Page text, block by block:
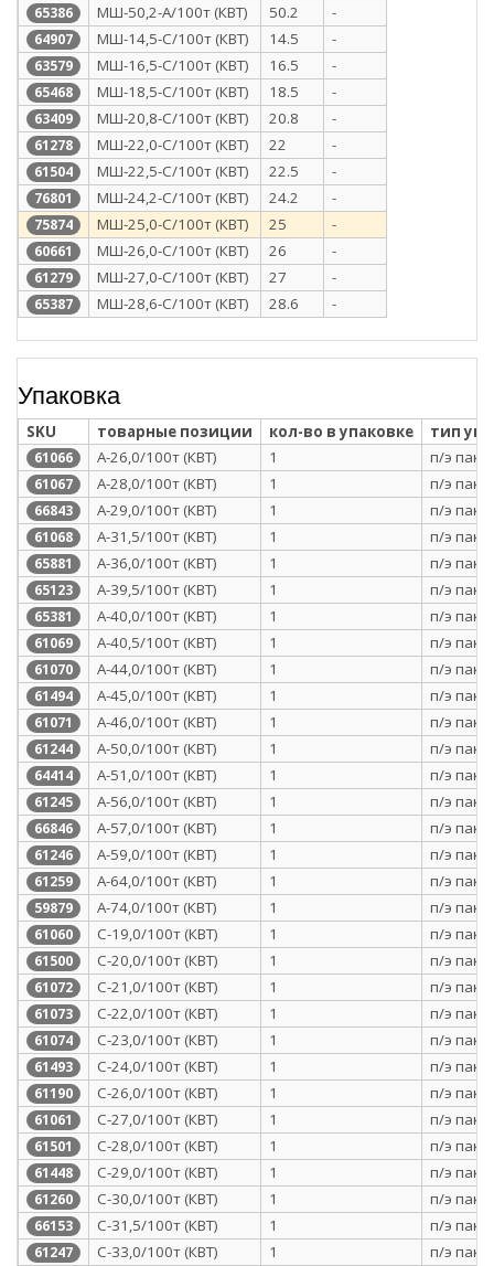
65386 МШ-50,2-А/100т (КВТ) 50.2 -
64907 МШ-14,5-С/100т (КВТ) 14.5 -
63579 МШ-16,5-С/100т (КВТ) 16.5 -
65468 МШ-18,5-С/100т (КВТ) 18.5 -
63409 МШ-20,8-С/100т (КВТ) 20.8 -
61278 МШ-22,0-С/100т (КВТ) 22 -
61504 МШ-22,5-С/100т (КВТ) 22.5 -
76801 МШ-24,2-С/100т (КВТ) 24.2 -
75874 МШ-25,0-С/100т (КВТ) 25 -
60661 МШ-26,0-С/100т (КВТ) 26 -
61279 МШ-27,0-С/100т (КВТ) 27 -
65387 МШ-28,6-С/100т (КВТ) 28.6 -
Упаковка
SKU товарные позиции кол-во в упаковке тип
61066 А-26,0/100т (КВТ) 1 п/э
61067 А-28,0/100т (КВТ) 1 п/э
66843 А-29,0/100т (КВТ) 1 п/э
61068 А-31,5/100т (КВТ) 1 п/э
65881 А-36,0/100т (КВТ) 1 п/э
65123 А-39,5/100т (КВТ) 1 п/э
65381 А-40,0/100т (КВТ) 1 п/э
61069 А-40,5/100т (КВТ) 1 п/э
61070 А-44,0/100т (КВТ) 1 п/э
61494 А-45,0/100т (КВТ) 1 п/э
61071 А-46,0/100т (КВТ) 1 п/э
61244 А-50,0/100т (КВТ) 1 п/э
64414 А-51,0/100т (КВТ) 1 п/э
61245 А-56,0/100т (КВТ) 1 п/э
66846 А-57,0/100т (КВТ) 1 п/э
61246 А-59,0/100т (КВТ) 1 п/э
61259 А-64,0/100т (КВТ) 1 п/э
59879 А-74,0/100т (КВТ) 1 п/э
61060 С-19,0/100т (КВТ) 1 п/э
61500 С-20,0/100т (КВТ) 1 п/э
61072 С-21,0/100т (КВТ) 1 п/э
61073 С-22,0/100т (КВТ) 1 п/э
61074 С-23,0/100т (КВТ) 1 п/э
61493 С-24,0/100т (КВТ) 1 п/э
61190 С-26,0/100т (КВТ) 1 п/э
61061 С-27,0/100т (КВТ) 1 п/э
61501 С-28,0/100т (КВТ) 1 п/э
61448 С-29,0/100т (КВТ) 1 п/э
61260 С-30,0/100т (КВТ) 1 п/э
66153 С-31,5/100т (КВТ) 1 п/э
61247 С-33,0/100т (КВТ) 1 п/э